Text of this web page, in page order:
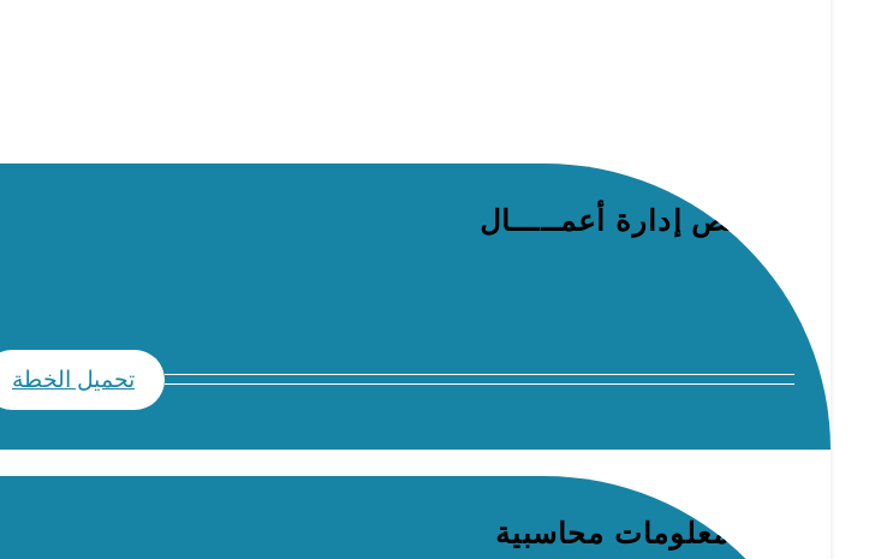
تخصـص إدارة أعمـــــال
تحميل الخطة
نظم معلومات محاسبية